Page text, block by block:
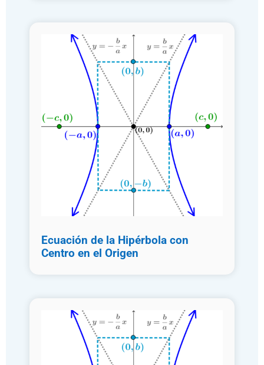
Ecuación de la Hipérbola con
Centro en el Origen